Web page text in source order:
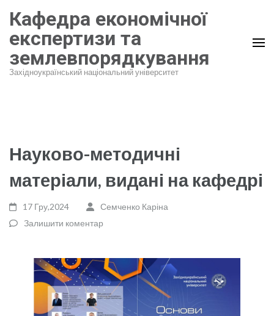
до
вмісту
(натисніть
Enter)
Кафедра економічної
експертизи та
землевпорядкування
Західноукраїнський національний університет
Науково-методичні
матеріали, видані на кафедрі
17 Гру,2024
Семченко Каріна
Залишити коментар